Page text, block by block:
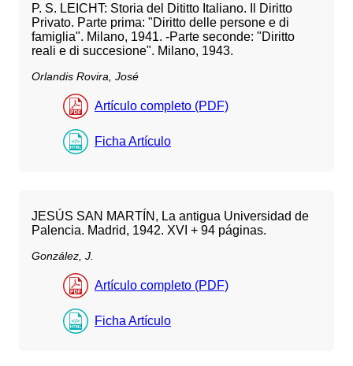
P. S. LEICHT: Storia del Dititto Italiano. Il Diritto
Privato. Parte prima: "Diritto delle persone e di
famiglia". Milano, 1941. -Parte seconde: "Diritto
reali e di succesione". Milano, 1943.
Orlandis Rovira, José
Artículo completo (PDF)
Ficha Artículo
JESÚS SAN MARTÍN, La antigua Universidad de
Palencia. Madrid, 1942. XVI + 94 páginas.
González, J.
Artículo completo (PDF)
Ficha Artículo